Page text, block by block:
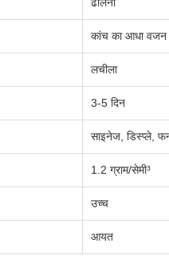
कांच का आधा वजन
लचीला
3-5 दिन
साइनेज, डिस्प्ले,
1.2 ग्राम/सेमी³
उच्च
आयत